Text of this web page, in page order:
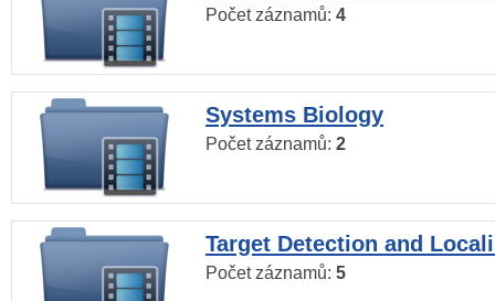
Počet záznamů: 4
Systems Biology
Počet záznamů: 2
Target Detection and
Počet záznamů: 5